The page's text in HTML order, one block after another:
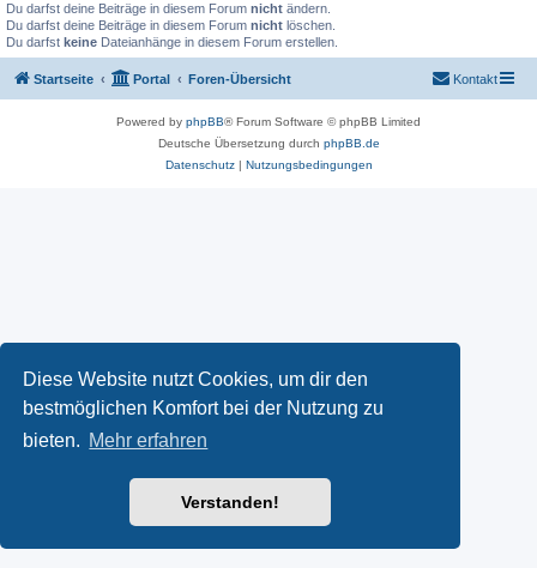
Diese Website nutzt Cookies, um dir den
bestmöglichen Komfort bei der Nutzung zu
bieten. Mehr erfahren
Verstanden!
Du darfst deine Beiträge in diesem Forum nicht ändern.
Du darfst deine Beiträge in diesem Forum nicht löschen.
Du darfst keine Dateianhänge in diesem Forum erstellen.
Startseite Portal Foren-Übersicht Kontakt
Powered by phpBB® Forum Software © phpBB Limited
Deutsche Übersetzung durch phpBB.de
Datenschutz| Nutzungsbedingungen